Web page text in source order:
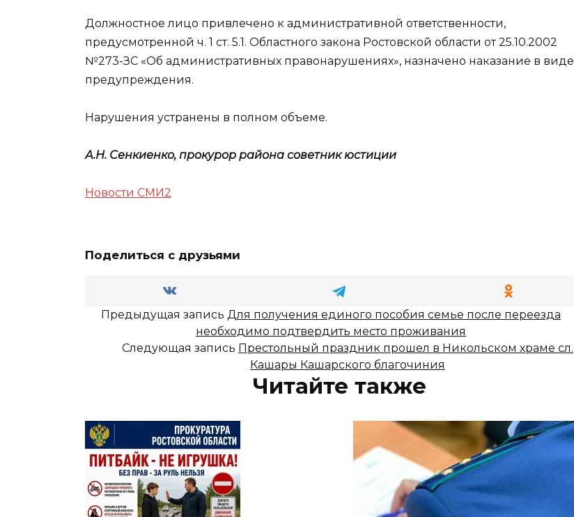
Должностное лицо привлечено к административной ответственности,
предусмотренной ч. 1 ст. 5.1. Областного закона Ростовской области от 25.10.2002
№273-ЗС «Об административных правонарушениях», назначено наказание в виде
предупреждения.
Нарушения устранены в полном объеме.
А.Н. Сенкиенко, прокурор района советник юстиции
Новости СМИ2
Поделиться с друзьями
Предыдущая запись Для получения единого пособия семье после переезда
необходимо подтвердить место проживания
Следующая запись Престольный праздник прошел в Никольском храме сл.
Кашары Кашарского благочиния
Читайте также